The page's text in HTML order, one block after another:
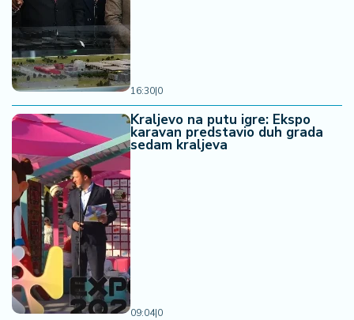
16:30|0
Kraljevo na putu igre: Ekspo
karavan predstavio duh grada
sedam kraljeva
09:04|0